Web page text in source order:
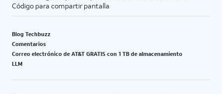
Código para compartir pantalla
Blog Techbuzz
Comentarios
Correo electrónico de AT&T GRATIS con 1 TB de almacenamiento
LLM